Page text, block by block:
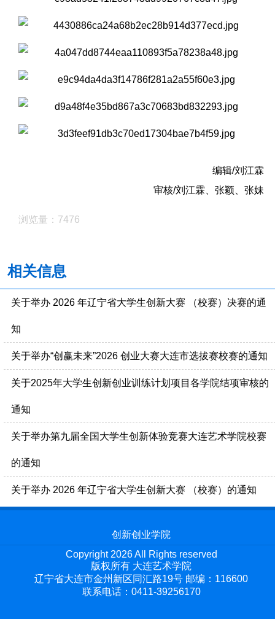
编辑/刘江霖
审核/刘江霖、张颖、张妹
浏览量：7476
相关信息
关于举办 2026 年辽宁省大学生创新大赛 （校赛）决赛的通
知
关于举办“创赢未来”2026 创业大赛大连市选拔赛校赛的通知
关于2025年大学生创新创业训练计划项目各学院结项审核的
通知
关于举办第九届全国大学生创新体验竞赛大连艺术学院校赛
的通知
关于举办 2026 年辽宁省大学生创新大赛 （校赛）的通知
创新创业学院
Copyright 2026 All Rights reserved
版权所有 大连艺术学院
辽宁省大连市金州新区同汇路19号 邮编：116600
联系电话：0411-39256170